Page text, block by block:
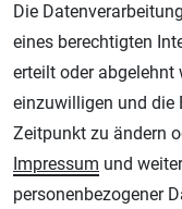
AGB
Unsere weiteren
Schmincke-City.de
Schmincke Künstlerfarben
Plotter-City.com
Die
eines berechtigten
erteilt oder abgelehnt
einzuwilligen und die
Zeitpunkt zu ändern
Impressum und
personenbezogener